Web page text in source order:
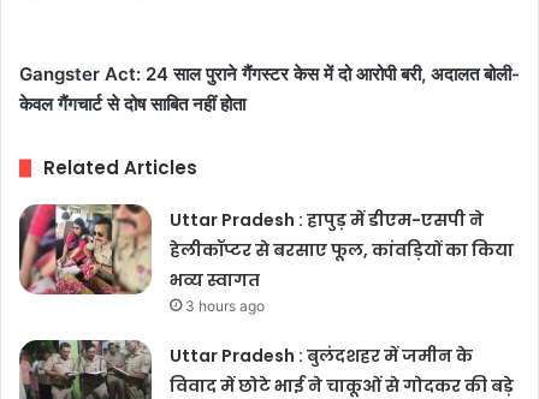
Gangster Act: 24 साल पुराने गैंगस्टर केस में दो आरोपी बरी, अदालत बोली-
केवल गैंगचार्ट से दोष साबित नहीं होता
Related Articles
Uttar Pradesh : हापुड़ में डीएम-एसपी ने
हेलीकॉप्टर से बरसाए फूल, कांवड़ियों का किया
भव्य स्वागत
3 hours ago
Uttar Pradesh : बुलंदशहर में जमीन के
विवाद में छोटे भाई ने चाकूओं से गोदकर की बड़े